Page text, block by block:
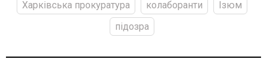
Харківська прокуратура колаборанти
Ізюм
підозра